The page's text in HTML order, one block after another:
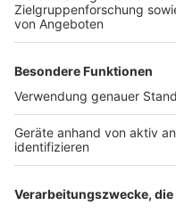
Spielemessen
sogar aber online kann
überraschende
Präsentationen, die
vorher. Und die
hier können alle es
spielen". Das fehlt halt,